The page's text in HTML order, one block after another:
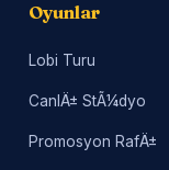
Oyunlar
Lobi Turu
CanlÄ± StÃ¼dyo
Promosyon RafÄ±